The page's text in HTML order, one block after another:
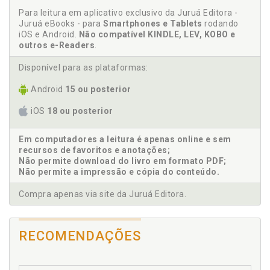
Art. 3º, p. 57
3.1 A COMPETÊNCIA CÍVEL DOS JUIZADOS ESPECIAIS NA
CONSTITUIÇÃO FEDERAL É PROCEDIMENTO
OBRIGATÓRIO, p. 57
3.2 CAUSAS DE MENOR COMPLEXIDADE, p. 63
3.3 LIMITE DE ALÇADA DE 60 SALÁRIOS MÍNIMOS DOS
JUIZADOS ESPECIAIS FEDERAIS, p. 65
3.3.2 Salário Mínimo, p. 66
3.3.4 Valor da Causa, p. 67
3.3.5 Pedido Genérico e Renúncia Tácita, p. 69
3.3.6 Parcelas Não Incluídas no Valor da Causa, p. 71
3.3.7 O Valor Dado à Causa pelo Autor Pode ser
Modificado, p. 72
3.3.8 O Valor da Causa é Distinto do Valor da
Condenação, p. 72
3.3.9 Valor da Causa no Dia da Propositura da Ação, p.
72
Para leitura em aplicativo exclusivo da Juruá Editora -
Juruá eBooks - para Smartphones e Tablets rodando
iOS e Android. Não compatível KINDLE, LEV, KOBO e
outros e-Readers.
Disponível para as plataformas:
Android 15 ou posterior
iOS 18 ou posterior
Em computadores a leitura é apenas online e sem
recursos de favoritos e anotações;
Não permite download do livro em formato PDF;
Não permite a impressão e cópia do conteúdo.
Compra apenas via site da Juruá Editora.
RECOMENDAÇÕES